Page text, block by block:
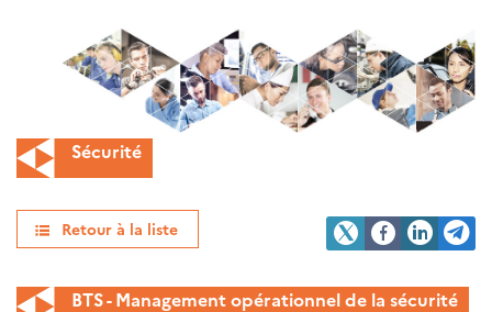
Sécurité
Retour à la liste
BTS - Management opérationnel de la sécurité